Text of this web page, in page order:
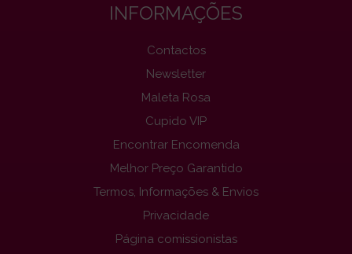
INFORMAÇÕES
Contactos
Newsletter
Maleta Rosa
Cupido VIP
Encontrar Encomenda
Melhor Preço Garantido
Termos, Informações & Envios
Privacidade
Página comissionistas